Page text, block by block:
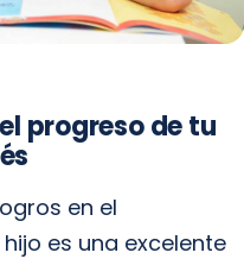
progreso de tu
en el
es una excelente